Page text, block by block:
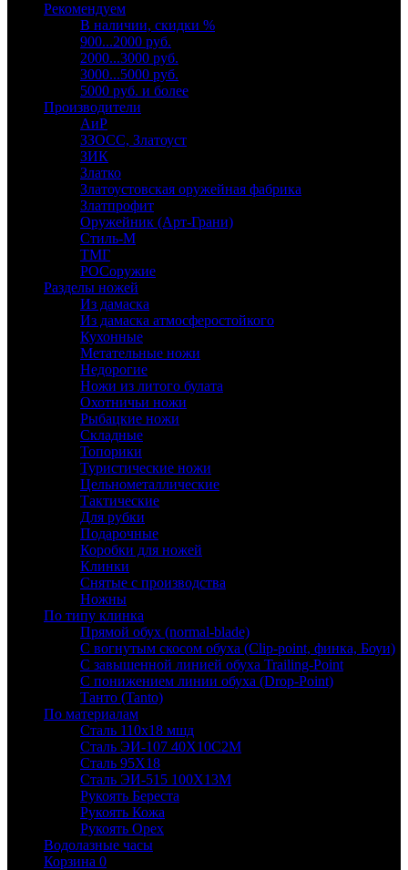
Рекомендуем
В наличии, скидки %
900...2000 руб.
2000...3000 руб.
3000...5000 руб.
5000 руб. и более
Производители
АиР
ЗЗОСС, Златоуст
ЗИК
Златко
Златоустовская оружейная фабрика
Златпрофит
Оружейник (Арт-Грани)
Стиль-М
ТМГ
РОСоружие
Разделы ножей
Из дамаска
Из дамаска атмосферостойкого
Кухонные
Метательные ножи
Недорогие
Ножи из литого булата
Охотничьи ножи
Рыбацкие ножи
Складные
Топорики
Туристические ножи
Цельнометаллические
Тактические
Для рубки
Подарочные
Коробки для ножей
Клинки
Снятые с производства
Ножны
По типу клинка
Прямой обух (normal-blade)
С вогнутым скосом обуха (Clip-point, финка, Боуи)
С завышенной линией обуха Trailing-Point
С понижением линии обуха (Drop-Point)
Танто (Tanto)
По материалам
Сталь 110х18 мшд
Сталь ЭИ-107 40Х10С2М
Сталь 95Х18
Сталь ЭИ-515 100Х13М
Рукоять Береста
Рукоять Кожа
Рукоять Орех
Водолазные часы
Корзина 0